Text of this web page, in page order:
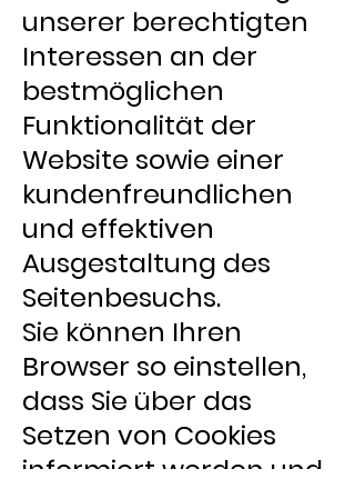
unserer berechtigten
Interessen an der
bestmöglichen
Funktionalität der
Website sowie einer
kundenfreundlichen
und effektiven
Ausgestaltung des
Seitenbesuchs.
Sie können Ihren
Browser so einstellen,
dass Sie über das
Setzen von Cookies
informiert werden und